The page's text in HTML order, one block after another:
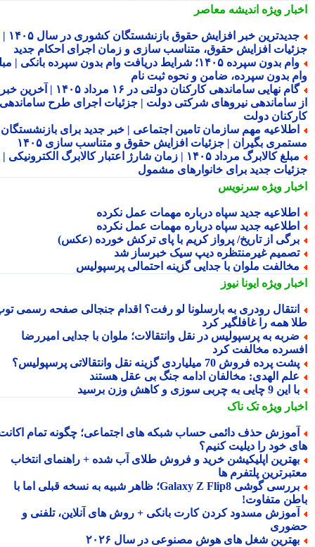
ویژهاندیشه معاصر
جدیدترین خبر افزایش حقوق بازنشستگان کشوری در سال ۱۴۰۵ |
افزایش حقوق، متناسب سازی و زمان اجرای احکام جدید
وام بدون سپرده ۱۴۰۵؛ شرایط دریافت وام بدون سپرده بانکی | مبلغ
بدون سپرده، ضامن و نحوه ثبت نام
گام نهایی ساماندهی کارکنان دولتی در ۱۶ مرداد ۱۴۰۵ | آخرین خبر
ساماندهی نیروهای شرکتی دولت | جزئیات اجرای طرح ساماندهی
دولت
مهم سازمان تامین اجتماعی | خبر جدید برای بازنشستگان و
بگیران | جزئیات افزایش حقوق و متناسب سازی ۱۴۰۵
مبلغ کالابرگ مرداد ۱۴۰۵ | زمان شارژ اعتبار کالابرگ الکترونیکی |
جدید برای خانوارهای مشمول
ویژهسرنویس
جدید سپاه درباره مهمات عمل نکرده
جدید سپاه درباره مهمات عمل نکرده
از تاریخ/ پرواز کریم با پای ترکش خورده (عکس)
غیرمنتظره دیپ سیک خبرساز شد
ملوان با جدایی گزینه احتمالی پرسپولیس
ویژهایونا نیوز
رودری به بارسلونا لو رفت؟ اقدام جنجالی صفحه رسمی توپ
همه را غافلگیر کرد
به پرسپولیس در نقل وانتقالات؛ ملوان با جدایی امیررضا
مخالفت کرد
پرده فروش 70 میلیاردی گزینه نقل وانتقالاتی پرسپولیس؟
الهدی: مخالفان ادامه جنگ بی عقل هستند
9 چایی به چربی سوزی و کاهش وزن برسید
ویژهتک ناک
حذف دائمی حساب شبکه های اجتماعی؛ چگونه تمام اکانت
خود را دیلیت کنیم؟
اپلیکیشن خرید و فروش طلای آب شده + راهنمای انتخاب
پلتفرم ها
بررسی گوشی Galaxy Z Flip8؛ ظاهر شبیه به نسخه قبلی اما با
متفاوت!
مسدود کردن کارت بانکی + روش های آنلاین، تلفنی و
شغل های هوش مصنوعی در سال ۲۰۲۶